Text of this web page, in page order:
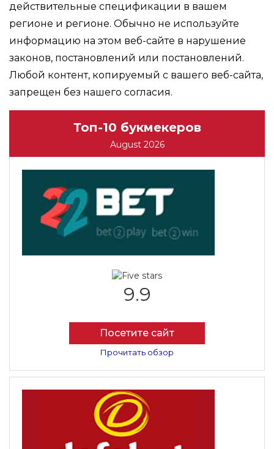
действительные спецификации в вашем
регионе и регионе. Обычно не используйте
информацию на этом веб-сайте в нарушение
законов, постановлений или постановлений.
Любой контент, копируемый с вашего веб-сайта,
запрещен без нашего согласия.
Топ-10 букмекеров
August 2026
9.9
Посетите сайт
Прочитать обзор